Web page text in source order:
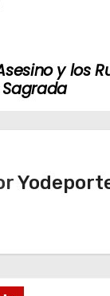
y los